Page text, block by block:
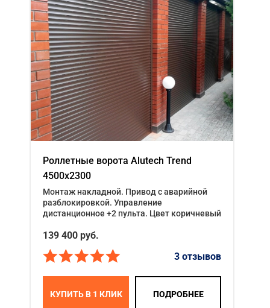
Роллетные ворота Alutech Trend
4500x2300
Монтаж накладной. Привод с аварийной
разблокировкой. Управление
дистанционное +2 пульта. Цвет коричневый
139 400 руб.
3 отзывов
КУПИТЬ В 1 КЛИК ПОДРОБНЕЕ